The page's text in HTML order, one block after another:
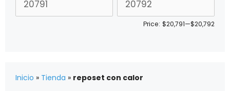
Price: $20,791—$20,792
Inicio » Tienda » reposet con calor